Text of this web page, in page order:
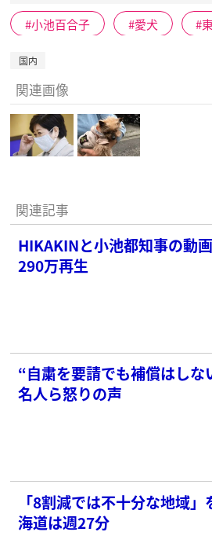
小池百合子 愛犬
国内
関連画像
関連記事
HIKAKINと小池都知事の動
290万再生
“自粛を要請でも補償はしな
名人ら怒りの声
「8割減では不十分な地域
海道は週27分